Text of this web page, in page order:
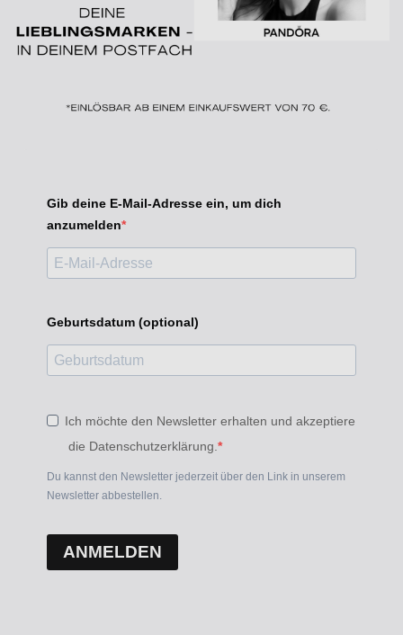
Gib deine E-Mail-Adresse ein, um dich
anzumelden
Geburtsdatum (optional)
Ich möchte den Newsletter erhalten und akzeptiere
die Datenschutzerklärung.
Du kannst den Newsletter jederzeit über den Link in unserem
Newsletter abbestellen.
ANMELDEN